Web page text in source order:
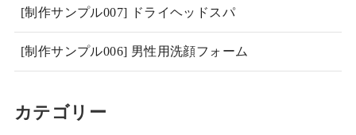
[制作サンプル007] ドライヘッドスパ
[制作サンプル006] 男性用洗顔フォーム
カテゴリー